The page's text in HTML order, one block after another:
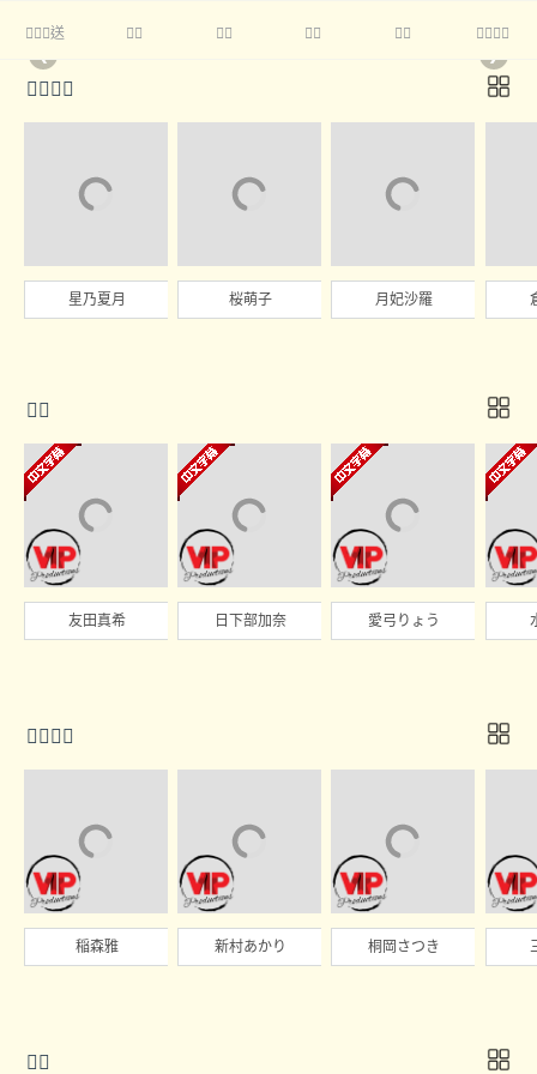
送    


星乃夏月 桜萌子 月妃沙羅

友田真希 日下部加奈 愛弓りょう

稲森雅 新村あかり 桐岡さつき
